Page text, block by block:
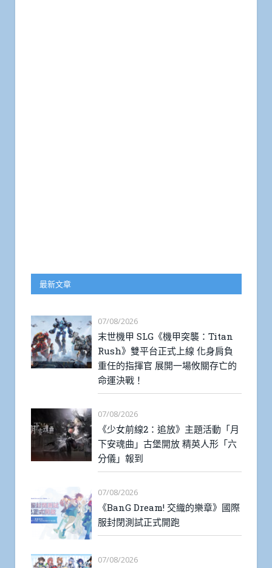
最新文章
07/08/2026
末世機甲 SLG《機甲突襲：Titan
Rush》雙平台正式上線 化身肩負
重任的指揮官 展開一場攸關存亡的
命運決戰！
07/08/2026
《少女前線2：追放》主題活動「月
下安魂曲」古堡開放 精英人形「六
分儀」報到
07/08/2026
《BanG Dream! 交織的樂章》國際
服封閉測試正式開跑
07/08/2026